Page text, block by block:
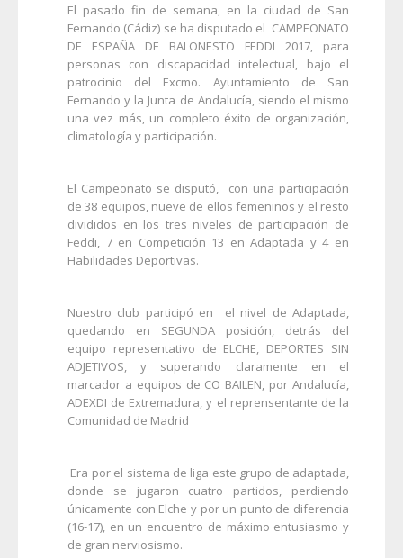
El pasado fin de semana, en la ciudad de San
Fernando (Cádiz) se ha disputado el CAMPEONATO
DE ESPAÑA DE BALONESTO FEDDI 2017, para
personas con discapacidad intelectual, bajo el
patrocinio del Excmo. Ayuntamiento de San
Fernando y la Junta de Andalucía, siendo el mismo
una vez más, un completo éxito de organización,
climatología y participación.
El Campeonato se disputó, con una participación
de 38 equipos, nueve de ellos femeninos y el resto
divididos en los tres niveles de participación de
Feddi, 7 en Competición 13 en Adaptada y 4 en
Habilidades Deportivas.
Nuestro club participó en el nivel de Adaptada,
quedando en SEGUNDA posición, detrás del
equipo representativo de ELCHE, DEPORTES SIN
ADJETIVOS, y superando claramente en el
marcador a equipos de CO BAILEN, por Andalucía,
ADEXDI de Extremadura, y el reprensentante de la
Comunidad de Madrid
Era por el sistema de liga este grupo de adaptada,
donde se jugaron cuatro partidos, perdiendo
únicamente con Elche y por un punto de diferencia
(16-17), en un encuentro de máximo entusiasmo y
de gran nerviosismo.